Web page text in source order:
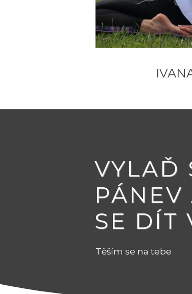
VYLAĎ
PÁNEV
SE DÍT
Těším se na tebe